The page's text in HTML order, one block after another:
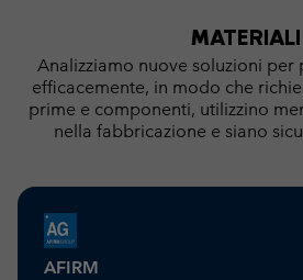
MATERIALI
Analizziamo nuove soluzioni
efficacemente, in modo che
prime e componenti, utilizzino
nella fabbricazione e siano
AFIRM